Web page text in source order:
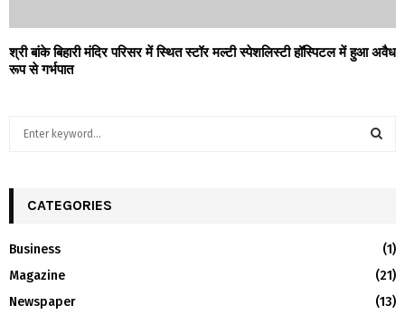
श्री बांके बिहारी मंदिर परिसर में स्थित स्टॉर मल्टी स्पेशलिस्टी हॉस्पिटल में हुआ अवैध
रूप से गर्भपात
h
o
r
:
R
CATEGORIES
Business
(1)
Magazine
(21)
Newspaper
(13)